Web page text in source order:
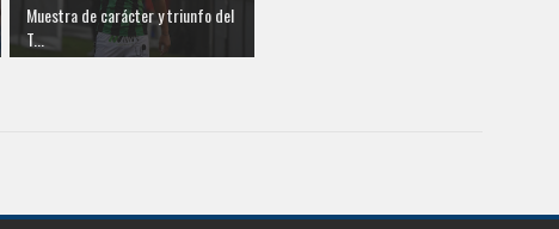
Muestra de carácter y triunfo del
T...